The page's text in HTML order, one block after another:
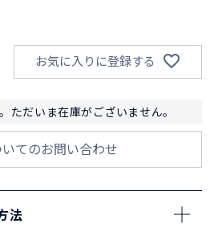
お気に入りに登録する
ただいま在庫がございません。
てのお問い合わせ
法